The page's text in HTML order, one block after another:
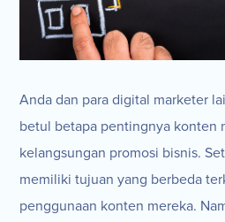
Anda dan para digital marketer
betul betapa pentingnya konten
kelangsungan promosi bisnis.
memiliki tujuan yang berbeda
penggunaan konten mereka.